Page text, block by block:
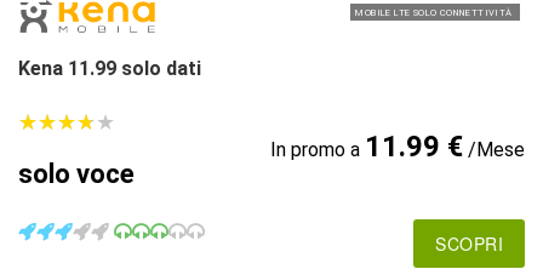
MOBILE LTE SOLO CONNETTIVITÀ
Kena 11.99 solo dati
★★★★★
★★★★★
solo voce
In promo a 11.99 €/Mese
SCOPRI